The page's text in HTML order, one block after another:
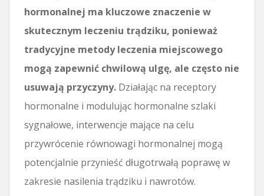
hormonalnej ma kluczowe znaczenie w
skutecznym leczeniu trądziku, ponieważ
tradycyjne metody leczenia miejscowego
mogą zapewnić chwilową ulgę, ale często nie
usuwają przyczyny. Działając na receptory
hormonalne i modulując hormonalne szlaki
sygnałowe, interwencje mające na celu
przywrócenie równowagi hormonalnej mogą
potencjalnie przynieść długotrwałą poprawę w
zakresie nasilenia trądziku i nawrotów.